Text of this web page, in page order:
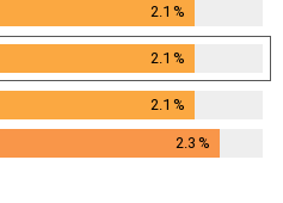
2.1 %
2.1 %
2.1 %
2.3 %